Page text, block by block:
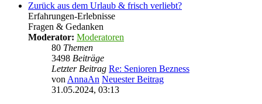
Zurück aus dem Urlaub & frisch verliebt?
Erfahrungen-Erlebnisse
Fragen & Gedanken
Moderator: Moderatoren
80 Themen
3498 Beiträge
Letzter Beitrag Re: Senioren Bezness
von AnnaAn Neuester Beitrag
31.05.2024, 03:13